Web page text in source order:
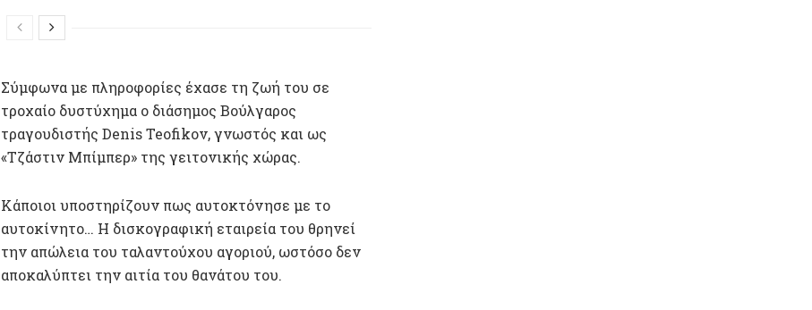
Σύμφωνα με πληροφορίες έχασε τη ζωή του σε
τροχαίο δυστύχημα ο διάσημος Βούλγαρος
τραγουδιστής Denis Teofikov, γνωστός και ως
«Τζάστιν Μπίμπερ» της γειτονικής χώρας.
Κάποιοι υποστηρίζουν πως αυτοκτόνησε με το
αυτοκίνητο… Η δισκογραφική εταιρεία του θρηνεί
την απώλεια του ταλαντούχου αγοριού, ωστόσο δεν
αποκαλύπτει την αιτία του θανάτου του.